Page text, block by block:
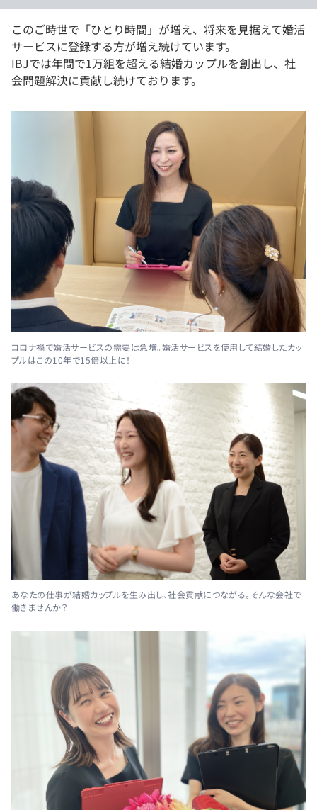
このご時世で「ひとり時間」が増え、将来を見据えて婚活
サービスに登録する方が増え続けています。
IBJでは年間で1万組を超える結婚カップルを創出し、社
会問題解決に貢献し続けております。
コロナ禍で婚活サービスの需要は急増。婚活サービスを使用して結婚したカッ
プルはこの10年で15倍以上に！
あなたの仕事が結婚カップルを生み出し、社会貢献につながる。そんな会社で
働きませんか？